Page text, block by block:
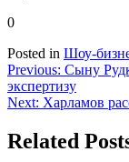
0
Posted in Шоу-
Навигация
по
Previous: Сыну
экспертизу
Next: Харламов
Related